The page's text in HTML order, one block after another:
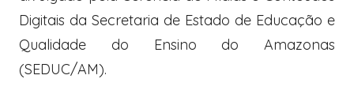
Digitais da Secretaria de Estado de Educação e
Qualidade do Ensino do Amazonas
(SEDUC/AM).